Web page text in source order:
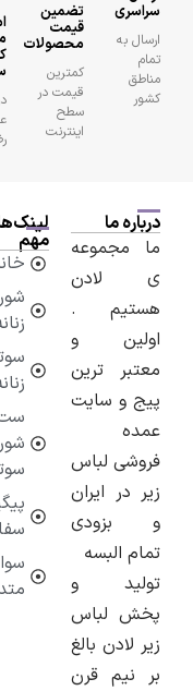
تضمین
قیمت
محصولات
کمترین
قیمت در
سطح
امکان
مرجوع
کردن
سفارش
در صورت
عدم
رضایت
.
و
ترین
و سایت
لباس
ایران
البسه
و
لباس
بالغ
قرن
لینک‌های
مهم
سوتین
زنانه
شورت و
سوتین
پیگیری
سفارشات
سوالات
متداول